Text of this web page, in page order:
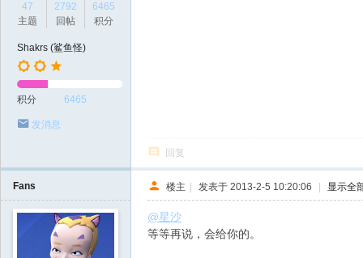
47
主题
2792
回帖
6465
积分
Shakrs (鲨鱼怪)
积分 6465
发消息
回复
Fans 楼主 | 发表于 2013-2-5 10:20:06 | 显示全
@星沙
等等再说，会给你的。